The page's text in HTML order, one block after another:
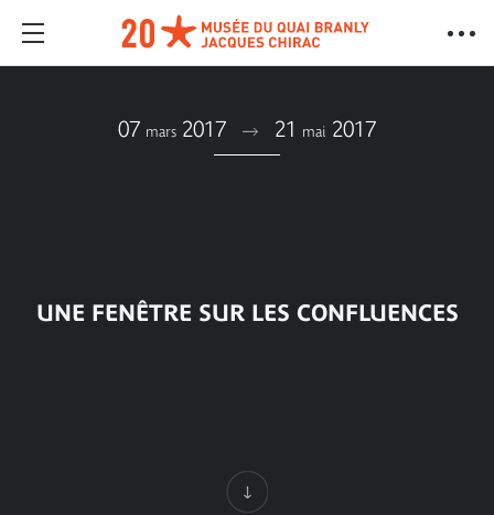
07 mars 2017 21 mai 2017
UNE FENÊTRE SUR LES CONFLUENCES